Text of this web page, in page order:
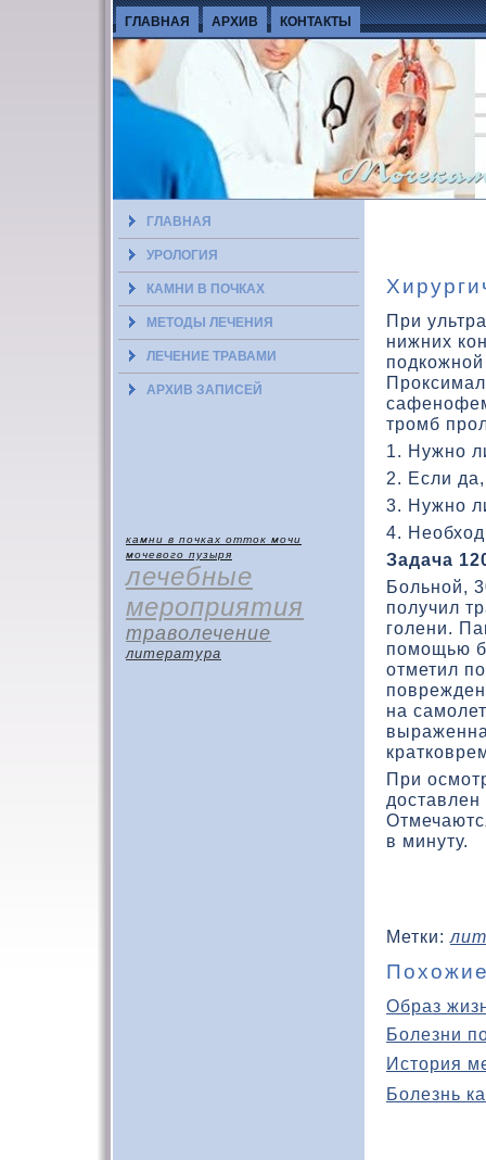
ГЛАВНАЯ АРХИВ КОНТАКТЫ
ГЛАВНАЯ
УРОЛОГИЯ
КАМНИ В ПОЧКАХ
МЕТОДЫ ЛЕЧЕНИЯ
ЛЕЧЕНИЕ ТРАВАМИ
АРХИВ ЗАПИСЕЙ
камни в почках отток мочи
мочевого пузыря
лечебные
мероприятия
траволечение
литература
При
нижних
тромб
1. Нужно
2. Если
3. Нужно
4.
Задача
Больной,
получил
голени.
помощью
отметил
на
При
в минуту.
Метки:
Образ
Болезни
История
Болезнь